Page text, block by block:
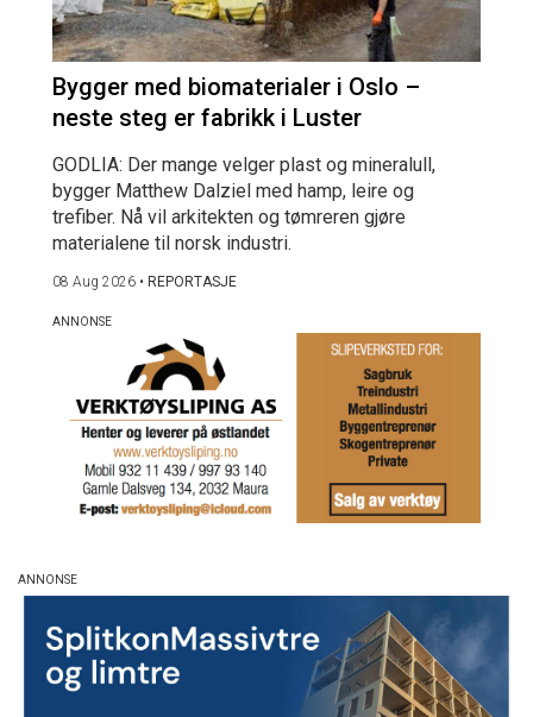
Bygger med biomaterialer i Oslo –
neste steg er fabrikk i Luster
GODLIA: Der mange velger plast og mineralull,
bygger Matthew Dalziel med hamp, leire og
trefiber. Nå vil arkitekten og tømreren gjøre
materialene til norsk industri.
08 Aug 2026 • REPORTASJE